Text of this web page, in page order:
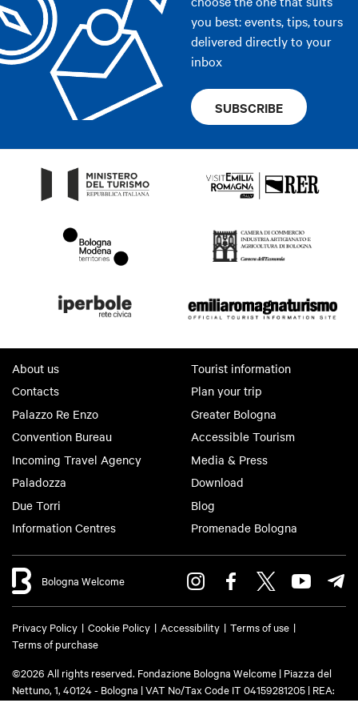
you best: events, tips, tours
delivered directly to your
inbox
SUBSCRIBE
About us
Contacts
Palazzo Re Enzo
Convention Bureau
Incoming Travel Agency
Paladozza
Due Torri
Information Centres
Tourist information
Plan your trip
Greater Bologna
Accessible Tourism
Media & Press
Download
Blog
Promenade Bologna
Bologna Welcome
Privacy Policy Cookie Policy Accessibility
Terms of use
Terms of purchase
©2026 All rights reserved. Fondazione Bologna Welcome | Piazza del
Nettuno, 1, 40124 - Bologna | VAT No/Tax Code IT 04159281205 | REA: